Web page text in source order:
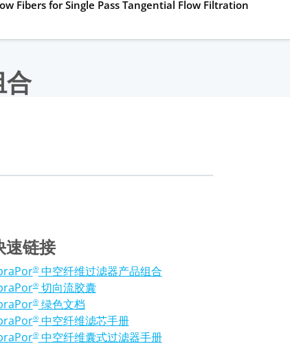
Fibers for Single Pass Tangential Flow Filtration
合
速链接
®中空纤维过滤器产品组合
®切向流胶囊
®绿色文档
®中空纤维滤芯手册
®中空纤维囊式过滤器手册